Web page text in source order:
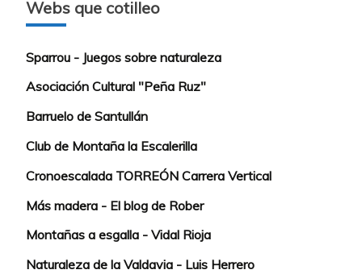
Webs que cotilleo
Sparrou - Juegos sobre naturaleza
Asociación Cultural "Peña Ruz"
Barruelo de Santullán
Club de Montaña la Escalerilla
Cronoescalada TORREÓN Carrera Vertical
Más madera - El blog de Rober
Montañas a esgalla - Vidal Rioja
Naturaleza de la Valdavia - Luis Herrero